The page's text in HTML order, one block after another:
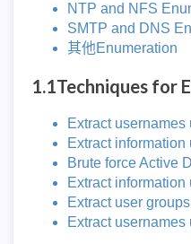
NTP and NFS
SMTP and DNS
其他Enumeration
1.1Techniques for
Extract
Extract
Brute force Active
Extract
Extract user
Extract usernames